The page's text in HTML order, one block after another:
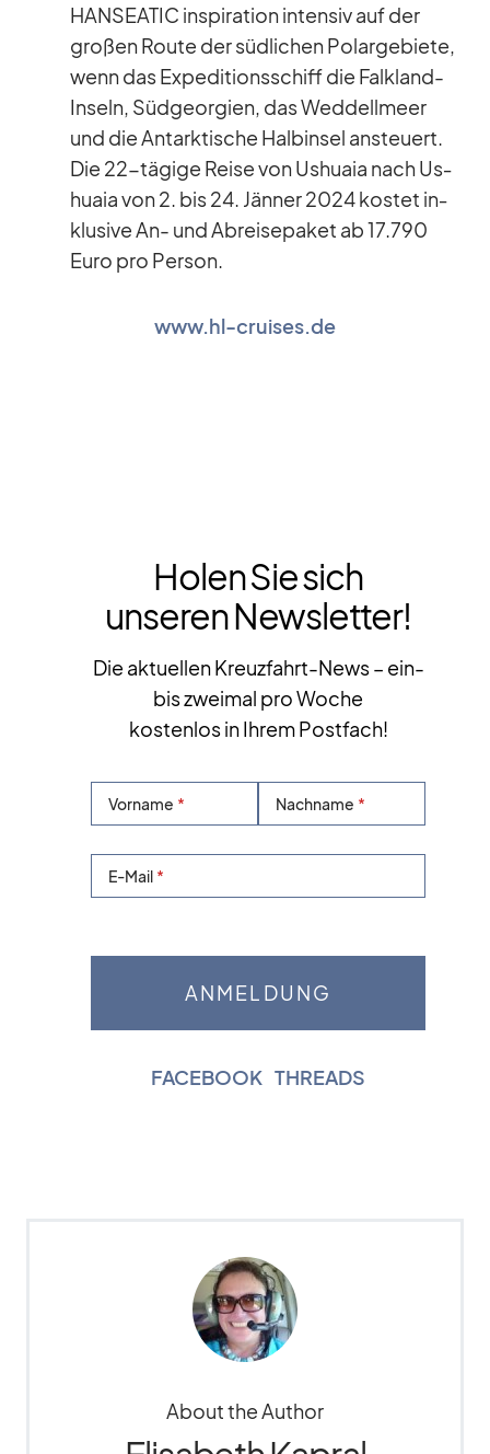
HANSEATIC in­spi­ra­tion in­ten­siv auf der
gro­ßen Route der süd­li­chen Po­lar­ge­biete,
wenn das Ex­pe­di­ti­ons­schiff die Falk­land-
In­seln, Süd­ge­or­gien, das Wed­dell­meer
und die Ant­ark­ti­sche Halb­in­sel an­steu­ert.
Die 22-tä­gige Reise von Us­huaia nach Us­
huaia von 2. bis 24. Jän­ner 2024 kos­tet in­
klu­sive An- und Ab­rei­se­pa­ket ab 17.790
Euro pro Per­son.
www.hl-cruises.de
Holen Sie sich
unseren Newsletter!
Die aktuellen Kreuzfahrt-News – ein-
bis zweimal pro Woche
kostenlos in Ihrem Postfach!
Vorname Nachname
E-Mail
FACEBOOK THREADS
About the Author